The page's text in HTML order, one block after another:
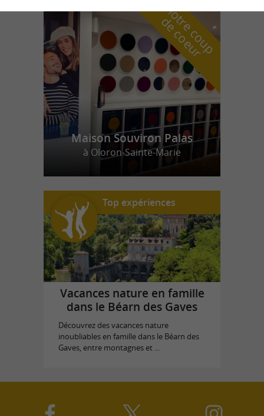
n
o
t
r
e
c
o
u
p
d
e
c
o
e
u
r
Maison Souviron Palas
à Oloron-Sainte-Marie
Top expériences
Vacances nature en famille
dans le Béarn des Gaves
Découvrez des vacances nature
inoubliables en famille dans le Béarn des
Gaves, entre montagnes et ...